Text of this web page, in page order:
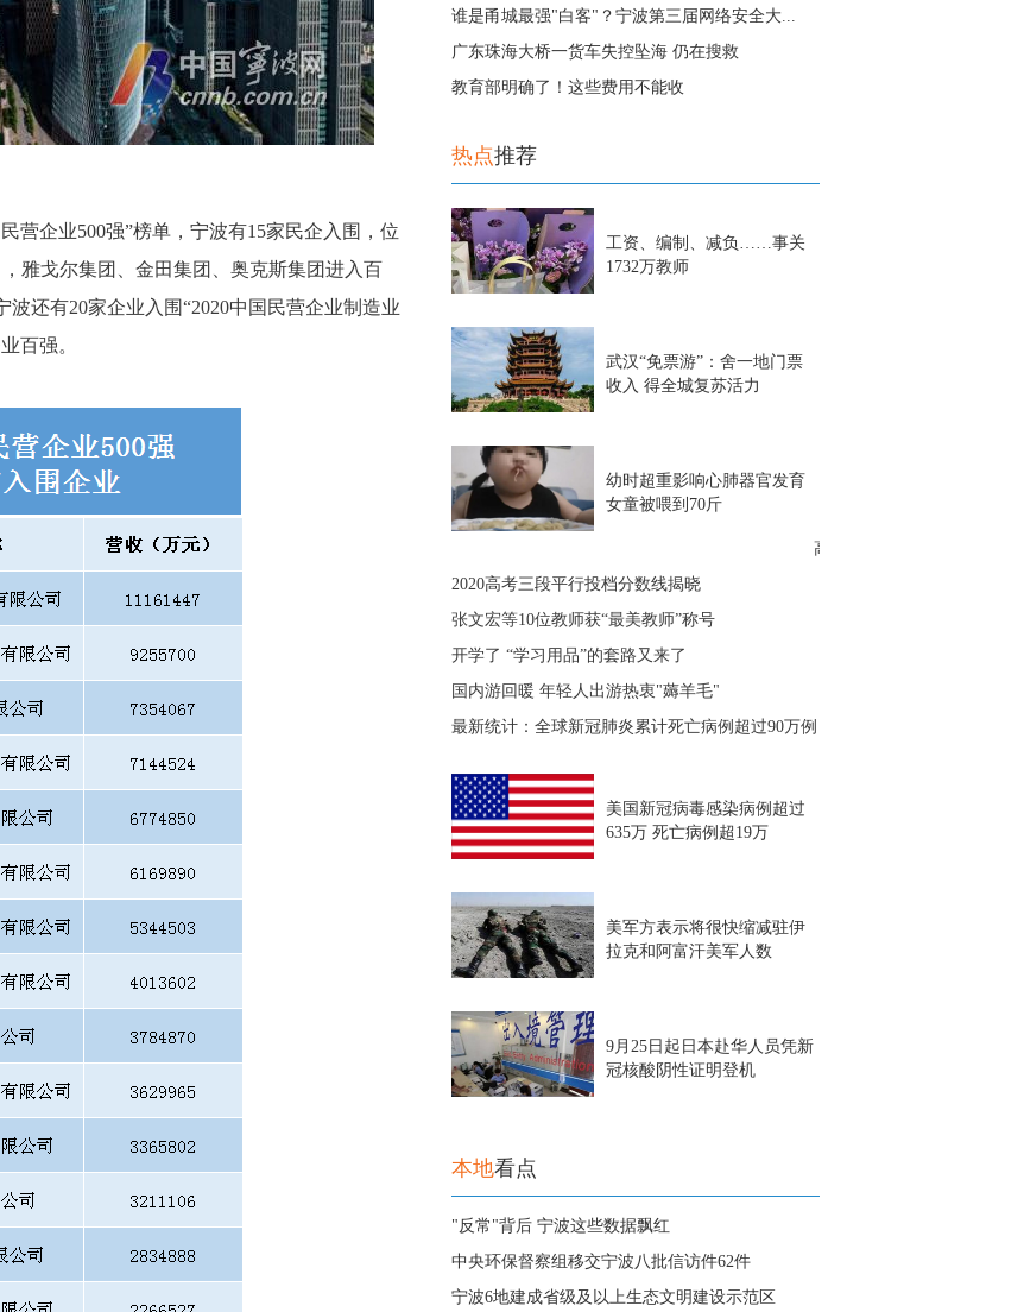
营企业500强”榜单，宁波有15家民企入围，位
雅戈尔集团、金田集团、奥克斯集团进入百
还有20家企业入围“2020中国民营企业制造业
百强。
谁是甬城最强"白客"？宁波第三届网络安全大...
广东珠海大桥一货车失控坠海 仍在搜救
教育部明确了！这些费用不能收
热点推荐
工资、编制、减负……事关
1732万教师
武汉“免票游”：舍一地门票
收入 得全城复苏活力
幼时超重影响心肺器官发育
女童被喂到70斤
高中班主任强令学生教师节
2020高考三段平行投档分数线揭晓
张文宏等10位教师获“最美教师”称号
开学了 “学习用品”的套路又来了
国内游回暖 年轻人出游热衷"薅羊毛"
最新统计：全球新冠肺炎累计死亡病例超过90万例
美国新冠病毒感染病例超过
635万 死亡病例超19万
美军方表示将很快缩减驻伊
拉克和阿富汗美军人数
9月25日起日本赴华人员凭新
冠核酸阴性证明登机
本地看点
"反常"背后 宁波这些数据飘红
中央环保督察组移交宁波八批信访件62件
宁波6地建成省级及以上生态文明建设示范区